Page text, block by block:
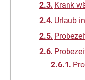
Krank
Urlaub